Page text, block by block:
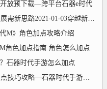
放预下载—跨平台石器e时代
思路2021-01-03穿越新石器时代
M》角色加点攻略介绍
角色加点指南 角色怎么加点
石器时代手游怎么加点
攻略—石器时代手游怎么加点